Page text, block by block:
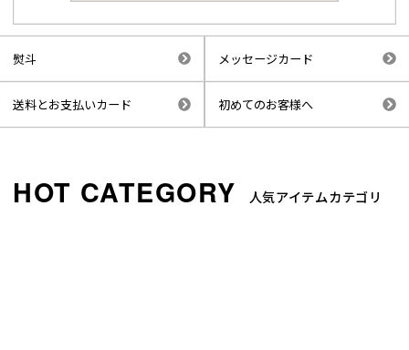
熨斗 メッセージカード
送料とお支払いカード 初めてのお客様へ
人気アイテムカテゴリ